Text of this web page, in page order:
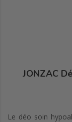
JONZAC
Le déo soin